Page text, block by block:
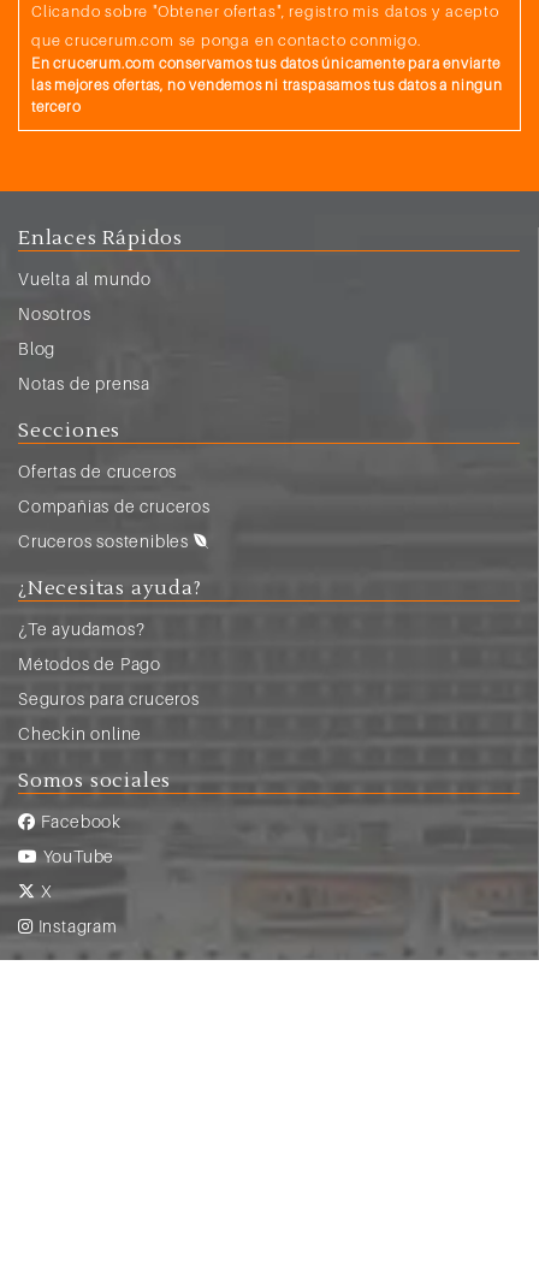
Clicando sobre "Obtener ofertas", registro mis datos y acepto
que crucerum.com se ponga en contacto conmigo.
En crucerum.com conservamos tus datos únicamente para enviarte
las mejores ofertas, no vendemos ni traspasamos tus datos a ningun
tercero
Enlaces Rápidos
Vuelta al mundo
Nosotros
Blog
Notas de prensa
Secciones
Ofertas de cruceros
Compañias de cruceros
Cruceros sostenibles
¿Necesitas ayuda?
¿Te ayudamos?
Métodos de Pago
Seguros para cruceros
Checkin online
Somos sociales
Facebook
YouTube
X
Instagram